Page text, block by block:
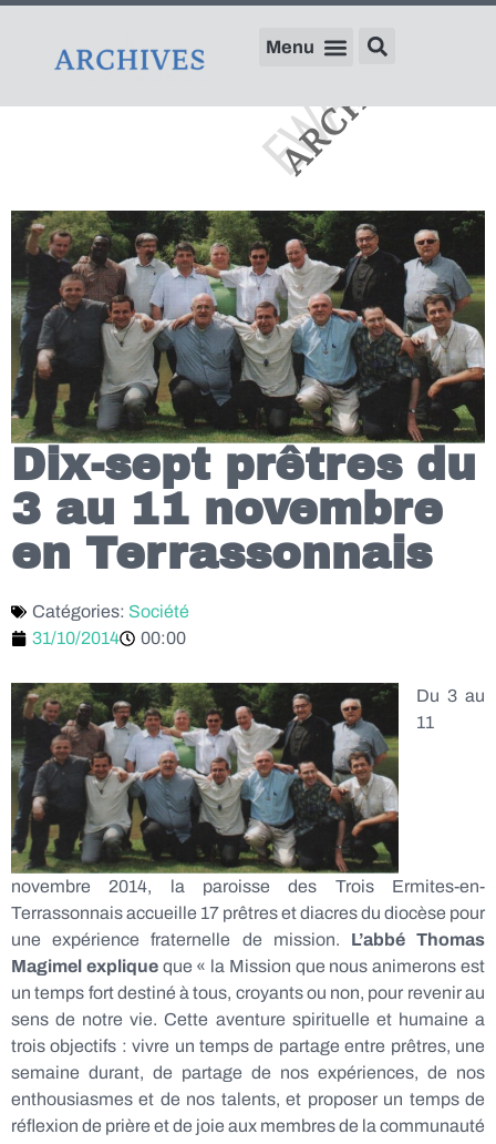
Dix-sept prêtres du
3 au 11 novembre
en Terrassonnais
Catégories: Société
31/10/2014
00:00
Du 3 au
11
novembre 2014, la paroisse des Trois Ermites-en-
Terrassonnais accueille 17 prêtres et diacres du diocèse pour
une expérience fraternelle de mission. L’abbé Thomas
Magimel expliqueque « la Mission que nous animerons est
un temps fort destiné à tous, croyants ou non, pour revenir au
sens de notre vie. Cette aventure spirituelle et humaine a
trois objectifs : vivre un temps de partage entre prêtres, une
semaine durant, de partage de nos expériences, de nos
enthousiasmes et de nos talents, et proposer un temps de
réflexion de prière et de joie aux membres de la communauté